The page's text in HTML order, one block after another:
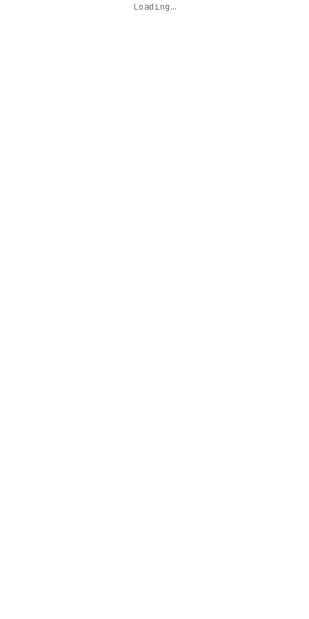
Loading…